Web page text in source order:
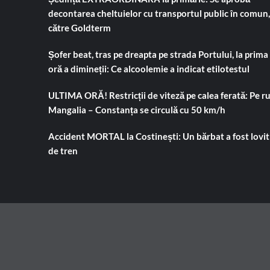
decontarea cheltuielor cu transportul public în comun,
către Goldterm
Șofer beat, tras pe dreapta pe strada Portului, la prima
oră a dimineții: Ce alcoolemie a indicat etilotestul
ULTIMA ORĂ! Restricții de viteză pe calea ferată: Pe
Mangalia – Constanța se circulă cu 50 km/h
Accident MORTAL la Costinești: Un bărbat a fost lovit
de tren